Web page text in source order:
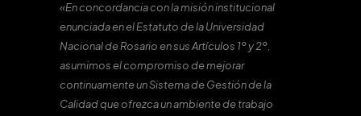
«En concordancia con la misión institucional
enunciada en el Estatuto de la Universidad
Nacional de Rosario en sus Artículos 1º y 2º,
asumimos el compromiso de mejorar
continuamente un Sistema de Gestión de la
Calidad que ofrezca un ambiente de trabajo